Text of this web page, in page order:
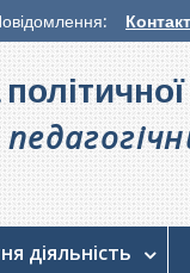
діяльність